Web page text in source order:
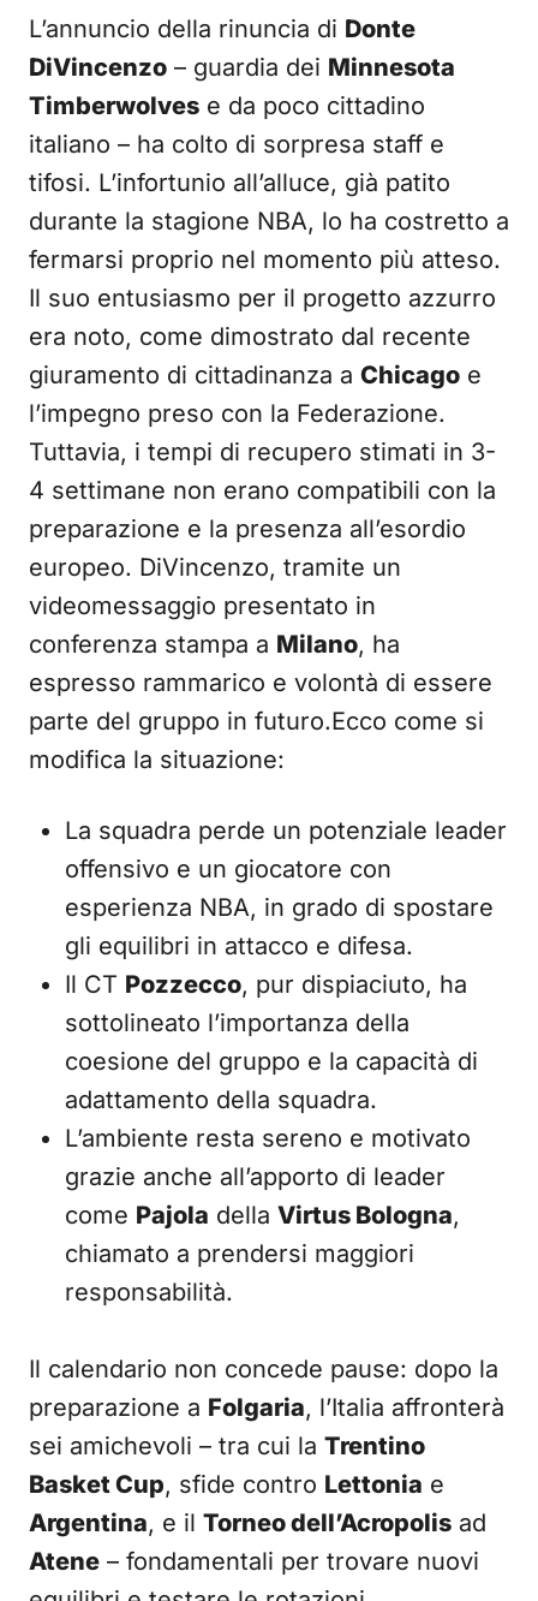
L’annuncio della rinuncia di Donte
DiVincenzo – guardia dei Minnesota
Timberwolves e da poco cittadino
italiano – ha colto di sorpresa staff e
tifosi. L’infortunio all’alluce, già patito
durante la stagione NBA, lo ha costretto a
fermarsi proprio nel momento più atteso.
Il suo entusiasmo per il progetto azzurro
era noto, come dimostrato dal recente
giuramento di cittadinanza a Chicago e
l’impegno preso con la Federazione.
Tuttavia, i tempi di recupero stimati in 3-
4 settimane non erano compatibili con la
preparazione e la presenza all’esordio
europeo. DiVincenzo, tramite un
videomessaggio presentato in
conferenza stampa a Milano, ha
espresso rammarico e volontà di essere
parte del gruppo in futuro.Ecco come si
modifica la situazione:
La squadra perde un potenziale leader
offensivo e un giocatore con
esperienza NBA, in grado di spostare
gli equilibri in attacco e difesa.
Il CT Pozzecco, pur dispiaciuto, ha
sottolineato l’importanza della
coesione del gruppo e la capacità di
adattamento della squadra.
L’ambiente resta sereno e motivato
grazie anche all’apporto di leader
come Pajola della Virtus Bologna,
chiamato a prendersi maggiori
responsabilità.
Il calendario non concede pause: dopo la
preparazione a Folgaria, l’Italia affronterà
sei amichevoli – tra cui la Trentino
Basket Cup, sfide contro Lettonia e
Argentina, e il Torneo dell’Acropolis ad
Atene – fondamentali per trovare nuovi